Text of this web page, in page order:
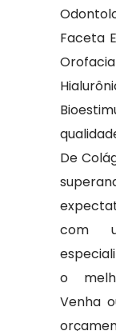
Faceta
De
com
o
Venha